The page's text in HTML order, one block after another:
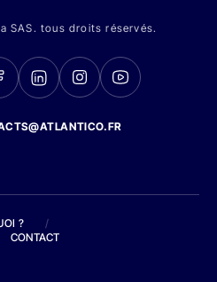
SAS. tous droits réservés.
?
/
CONTACT